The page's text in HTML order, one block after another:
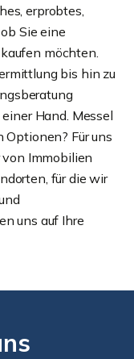
erprobtes,
Sie eine
möchten.
bis hin zu
Hand. Messel
Optionen? Für uns
Immobilien
für die wir
uns auf Ihre